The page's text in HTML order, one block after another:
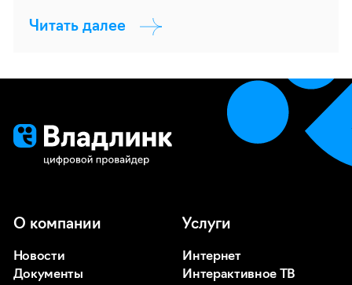
Читать далее
О компании
Новости
Документы
Услуги
Интернет
Интерактивное ТВ